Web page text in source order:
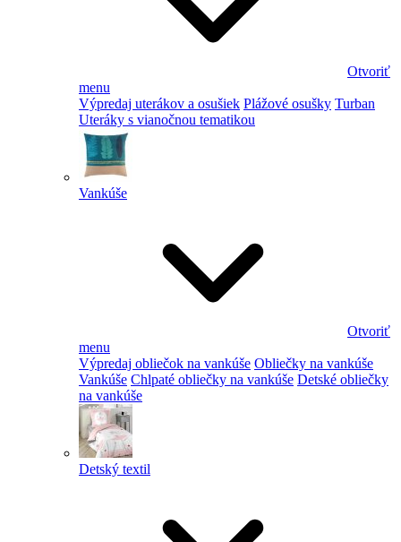
Otvoriť
menu
Výpredaj uterákov a osušiek Plážové osušky Turban
Uteráky s vianočnou tematikou
Vankúše
Otvoriť
menu
Výpredaj obliečok na vankúše Obliečky na vankúše
Vankúše Chlpaté obliečky na vankúše Detské obliečky
na vankúše
Detský textil